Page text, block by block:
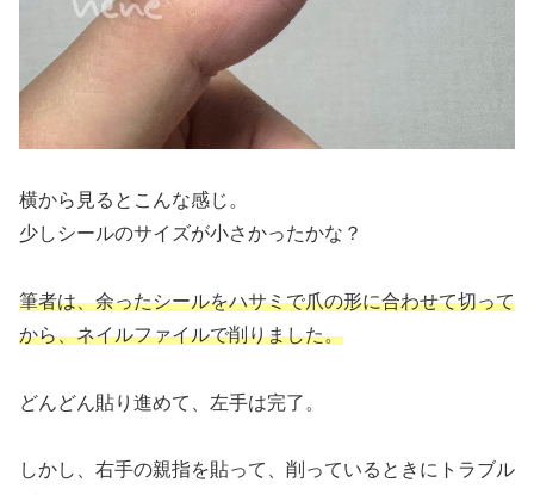
横から見るとこんな感じ。
少しシールのサイズが小さかったかな？
筆者は、余ったシールをハサミで爪の形に合わせて切って
から、ネイルファイルで削りました。
どんどん貼り進めて、左手は完了。
しかし、右手の親指を貼って、削っているときにトラブル